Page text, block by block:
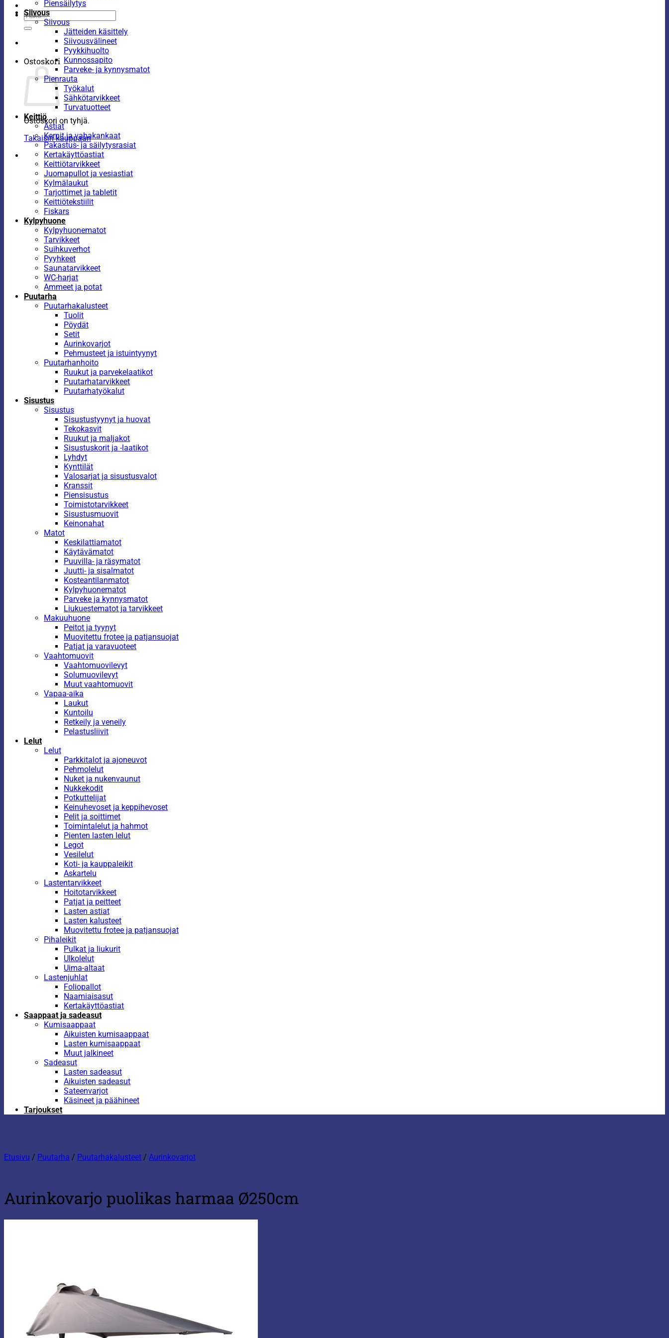
Etsi:
Ostoskori
Ostoskori on tyhjä.
Takaisin kauppaan
Piensäilytys
Siivous
Siivous
Jätteiden käsittely
Siivousvälineet
Pyykkihuolto
Kunnossapito
Parveke- ja kynnysmatot
Pienrauta
Työkalut
Sähkötarvikkeet
Turvatuotteet
Keittiö
Astiat
Kernit ja vahakankaat
Pakastus- ja säilytysrasiat
Kertakäyttöastiat
Keittiötarvikkeet
Juomapullot ja vesiastiat
Kylmälaukut
Tarjottimet ja tabletit
Keittiötekstiilit
Fiskars
Kylpyhuone
Kylpyhuonematot
Tarvikkeet
Suihkuverhot
Pyyhkeet
Saunatarvikkeet
WC-harjat
Ammeet ja potat
Puutarha
Puutarhakalusteet
Tuolit
Pöydät
Setit
Aurinkovarjot
Pehmusteet ja istuintyynyt
Puutarhanhoito
Ruukut ja parvekelaatikot
Puutarhatarvikkeet
Puutarhatyökalut
Sisustus
Sisustus
Sisustustyynyt ja huovat
Tekokasvit
Ruukut ja maljakot
Sisustuskorit ja -laatikot
Lyhdyt
Kynttilät
Valosarjat ja sisustusvalot
Kranssit
Piensisustus
Toimistotarvikkeet
Sisustusmuovit
Keinonahat
Matot
Keskilattiamatot
Käytävämatot
Puuvilla- ja räsymatot
Juutti- ja sisalmatot
Kosteantilanmatot
Kylpyhuonematot
Parveke ja kynnysmatot
Liukuestematot ja tarvikkeet
Makuuhuone
Peitot ja tyynyt
Muovitettu frotee ja patjansuojat
Patjat ja varavuoteet
Vaahtomuovit
Vaahtomuovilevyt
Solumuovilevyt
Muut vaahtomuovit
Vapaa-aika
Laukut
Kuntoilu
Retkeily ja veneily
Pelastusliivit
Lelut
Lelut
Parkkitalot ja ajoneuvot
Pehmolelut
Nuket ja nukenvaunut
Nukkekodit
Potkuttelijat
Keinuhevoset ja keppihevoset
Pelit ja soittimet
Toimintalelut ja hahmot
Pienten lasten lelut
Legot
Vesilelut
Koti- ja kauppaleikit
Askartelu
Lastentarvikkeet
Hoitotarvikkeet
Patjat ja peitteet
Lasten astiat
Lasten kalusteet
Muovitettu frotee ja patjansuojat
Pihaleikit
Pulkat ja liukurit
Ulkolelut
Uima-altaat
Lastenjuhlat
Foliopallot
Naamiaisasut
Kertakäyttöastiat
Saappaat ja sadeasut
Kumisaappaat
Aikuisten kumisaappaat
Lasten kumisaappaat
Muut jalkineet
Sadeasut
Lasten sadeasut
Aikuisten sadeasut
Sateenvarjot
Käsineet ja päähineet
Tarjoukset
Etusivu / Puutarha / Puutarhakalusteet / Aurinkovarjot
Aurinkovarjo puolikas harmaa Ø250cm